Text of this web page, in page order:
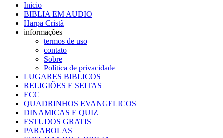
Inicio
BIBLIA EM AUDIO
Harpa Cristã
informações
termos de uso
contato
Sobre
Política de privacidade
LUGARES BIBLICOS
RELIGIÕES E SEITAS
ECC
QUADRINHOS EVANGELICOS
DINAMICAS E QUIZ
ESTUDOS GRATIS
PARABOLAS